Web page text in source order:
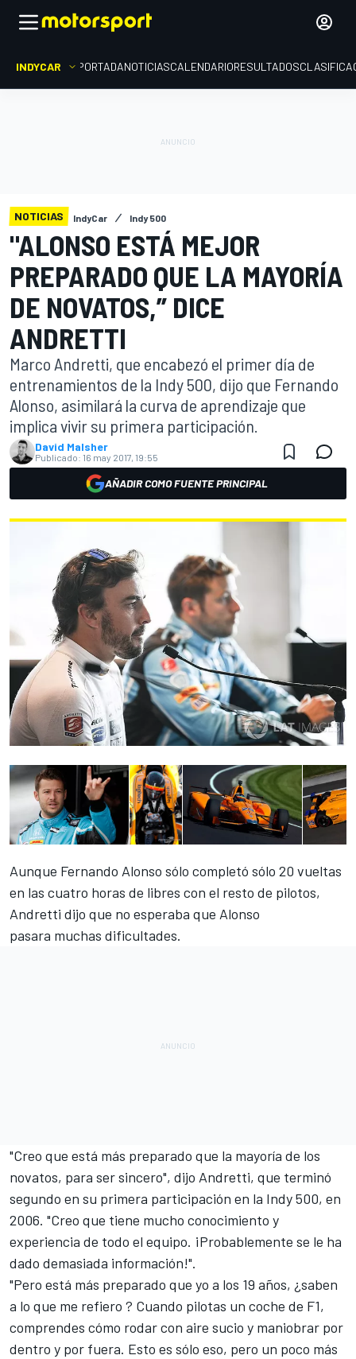
INDYCAR PORTADANOTICIASCALENDARIORESULTADOS
NOTICIAS IndyCar Indy 500
"ALONSO ESTÁ MEJOR
PREPARADO QUE LA MAYORÍA
DE NOVATOS,” DICE
ANDRETTI
Marco Andretti, que encabezó el primer día de
entrenamientos de la Indy 500, dijo que Fernando
Alonso, asimilará la curva de aprendizaje que
implica vivir su primera participación.
David Malsher
Publicado: 16 may 2017, 19:55
AÑADIR COMO FUENTE PRINCIPAL
Aunque Fernando Alonso sólo completó sólo 20 vueltas
en las cuatro horas de libres con el resto de pilotos,
Andretti dijo que no esperaba que Alonso
pasara muchas dificultades.
"Creo que está más preparado que la mayoría de los
novatos, para ser sincero", dijo Andretti, que terminó
segundo en su primera participación en la Indy 500, en
2006. "Creo que tiene mucho conocimiento y
experiencia de todo el equipo. ¡Probablemente se le ha
dado demasiada información!".
"Pero está más preparado que yo a los 19 años, ¿saben
a lo que me refiero ? Cuando pilotas un coche de F1,
comprendes cómo rodar con aire sucio y maniobrar por
dentro y por fuera. Esto es sólo eso, pero un poco más